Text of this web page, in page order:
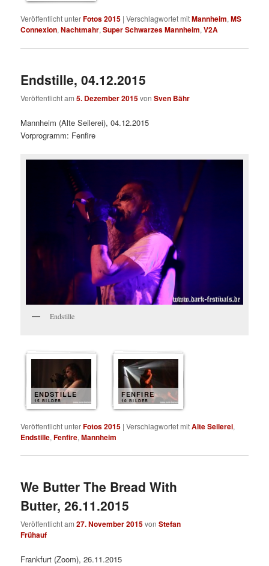
Veröffentlicht unterFotos 2015 |Verschlagwortet mitMannheim,MS
Connexion,Nachtmahr,Super Schwarzes Mannheim,V2A
Endstille, 04.12.2015
Veröffentlicht am5. Dezember 2015vonSven Bähr
Mannheim (Alte Seilerei), 04.12.2015
Vorprogramm: Fenfire
Endstille
ENDSTILLE
15 BILDER
FENFIRE
10 BILDER
Veröffentlicht unterFotos 2015 |Verschlagwortet mitAlte Seilerei,
Endstille,Fenfire,Mannheim
We Butter The Bread With
Butter, 26.11.2015
Veröffentlicht am27. November 2015vonStefan
Frühauf
Frankfurt (Zoom), 26.11.2015